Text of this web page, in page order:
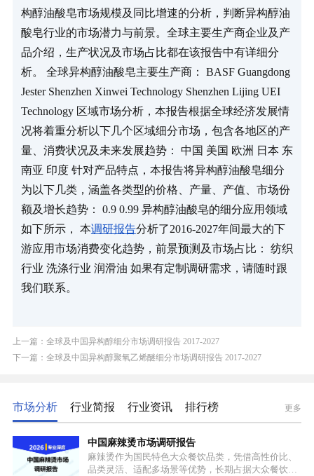
构醇油酸皂市场规模及同比增速的分析，判断异构醇油
酸皂行业的市场潜力与前景。全球主要生产商企业及产
品介绍，生产状况及市场占比都在该报告中有详细分
析。 全球异构醇油酸皂主要生产商： BASF Guangdong
Jester Shenzhen Xinwei Technology Shenzhen Lijing UEI
Technology 区域市场分析，本报告根据全球经济发展情
况将着重分析以下几个区域细分市场，包含各地区的产
量、消费状况及未来发展趋势： 中国 美国 欧洲 日本 东
南亚 印度 针对产品特点，本报告将异构醇油酸皂细分
为以下几类，涵盖各类型的价格、产量、产值、市场份
额及增长趋势： 0.9 0.99 异构醇油酸皂的细分应用领域
如下所示， 本调研报告分析了2016-2027年间最大的下
游应用市场消费变化趋势，前景预测及市场占比： 纺织
行业 洗涤行业 润滑油 如果有定制调研需求，请随时跟
我们联系。
上一篇：全球及中国异构醇细分市场调研报告 2017-2027
下一篇：全球及中国异构醇聚氧乙烯醚细分市场调研报告 2017-2027
市场分析 行业简报 行业资讯 排行榜 更多
中国麻辣烫市场调研报告
麻辣烫作为国民特色大众餐饮品类，凭借高性价比、
品类灵活、适配多场景等优势，长期占据大众餐饮重